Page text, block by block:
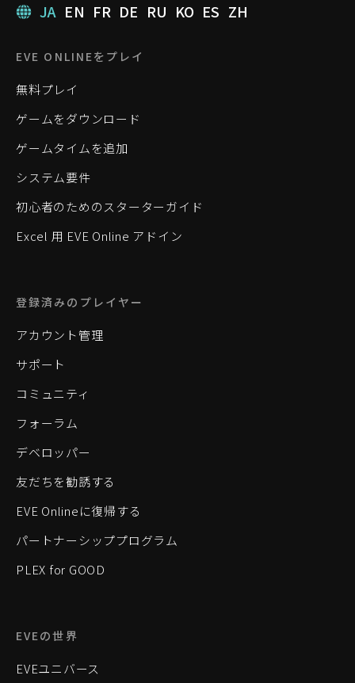
JA EN FR DE RU KO ES ZH
EVE ONLINEをプレイ
無料プレイ
ゲームをダウンロード
ゲームタイムを追加
システム要件
初心者のためのスターターガイド
Excel 用 EVE Online アドイン
登録済みのプレイヤー
アカウント管理
サポート
コミュニティ
フォーラム
デベロッパー
友だちを勧誘する
EVE Onlineに復帰する
パートナーシッププログラム
PLEX for GOOD
EVEの世界
EVEユニバース